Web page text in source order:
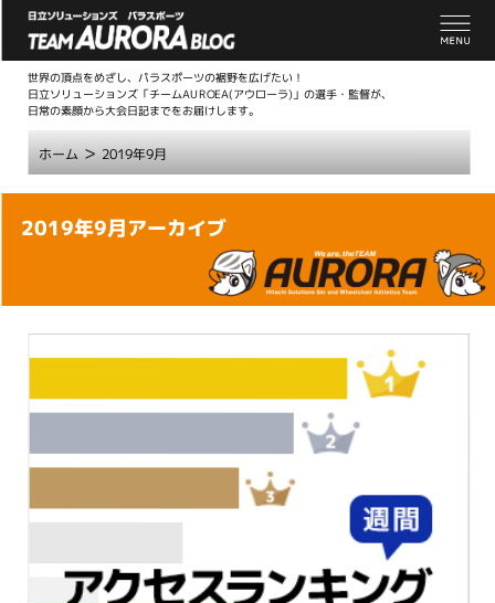
世界の頂点をめざし、パラスポーツの裾野を広げたい！
日立ソリューションズ「チームAUROEA(アウローラ)」の選手・監督が、
日常の素顔から大会日記までをお届けします。
ホーム > 2019年9月
本
2019年9月アーカイブ